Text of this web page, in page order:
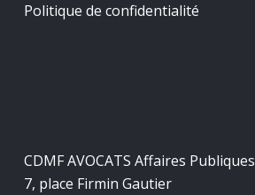
Politique de confidentialité
CDMF AVOCATS Affaires Publiques
7, place Firmin Gautier